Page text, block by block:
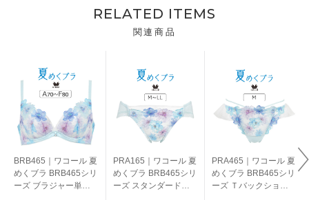
RELATED ITEMS
関連商品
BRB465｜ワコール 夏
めくブラ BRB465シリ
ーズ ブラジャー単品
PRA165｜ワコール 夏
めくブラ BRB465シリ
ーズ スタンダードシ
PRA465｜ワコール 夏
めくブラ BRB465シリ
ーズ Ｔバックショー